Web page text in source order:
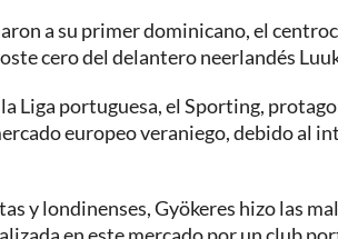
a su primer dominicano, el
cero del delantero neerlandés
Liga portuguesa, el Sporting,
europeo veraniego, debido al
y londinenses, Gyökeres hizo las